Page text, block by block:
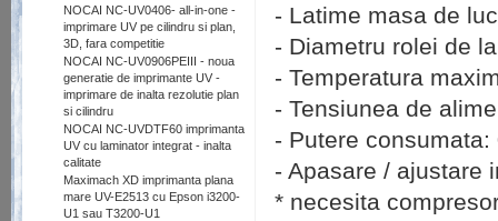
NOCAI NC-UV0406- all-in-one -
imprimare UV pe cilindru si plan,
3D, fara competitie
NOCAI NC-UV0906PEIII - noua
generatie de imprimante UV -
imprimare de inalta rezolutie plan
si cilindru
NOCAI NC-UVDTF60 imprimanta
UV cu laminator integrat - inalta
calitate
Maximach XD imprimanta plana
mare UV-E2513 cu Epson i3200-
U1 sau T3200-U1
- Latime masa de
- Diametru rolei de
- Temperatura
- Tensiunea de
- Putere consumata:
- Apasare / ajustare
* necesita